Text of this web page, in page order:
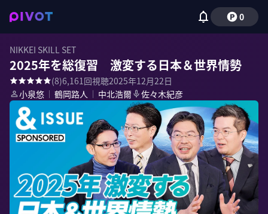
0
NIKKEI SKILL SET
2025年を総復習 激変する日本＆世界情勢
(8)6,161回視聴2025年12月22日
小泉悠 ｜ 鶴岡路人 ｜ 中北浩爾 佐々木紀彦